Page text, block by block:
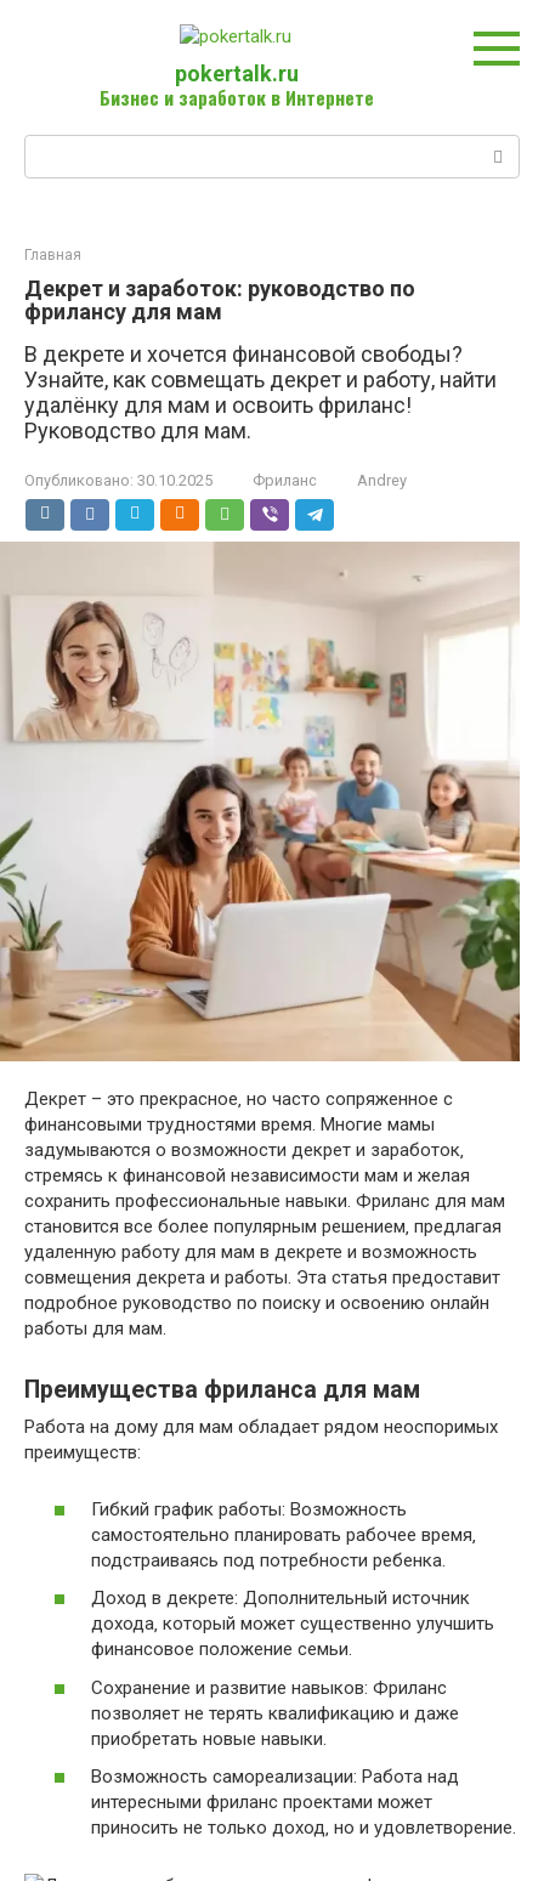
pokertalk.ru
Бизнес и заработок в Интернете
Главная
Декрет и заработок: руководство по
фрилансу для мам
В декрете и хочется финансовой свободы?
Узнайте, как совмещать декрет и работу, найти
удалёнку для мам и освоить фриланс!
Руководство для мам.
Опубликовано: 30.10.2025 Фриланс Andrey
Декрет – это прекрасное‚ но часто сопряженное с
финансовыми трудностями время. Многие мамы
задумываются о возможности декрет и заработок‚
стремясь к финансовой независимости мам и желая
сохранить профессиональные навыки. Фриланс для мам
становится все более популярным решением‚ предлагая
удаленную работу для мам в декрете и возможность
совмещения декрета и работы. Эта статья предоставит
подробное руководство по поиску и освоению онлайн
работы для мам.
Преимущества фриланса для мам
Работа на дому для мам обладает рядом неоспоримых
преимуществ:
Гибкий график работы: Возможность
самостоятельно планировать рабочее время‚
подстраиваясь под потребности ребенка.
Доход в декрете: Дополнительный источник
дохода‚ который может существенно улучшить
финансовое положение семьи.
Сохранение и развитие навыков: Фриланс
позволяет не терять квалификацию и даже
приобретать новые навыки.
Возможность самореализации: Работа над
интересными фриланс проектами может
приносить не только доход‚ но и удовлетворение.